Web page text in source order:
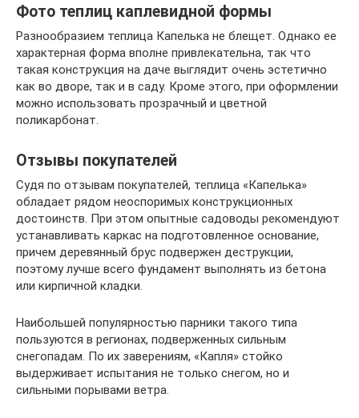
Фото теплиц каплевидной формы
Разнообразием теплица Капелька не блещет. Однако ее
характерная форма вполне привлекательна, так что
такая конструкция на даче выглядит очень эстетично
как во дворе, так и в саду. Кроме этого, при оформлении
можно использовать прозрачный и цветной
поликарбонат.
Отзывы покупателей
Судя по отзывам покупателей, теплица «Капелька»
обладает рядом неоспоримых конструкционных
достоинств. При этом опытные садоводы рекомендуют
устанавливать каркас на подготовленное основание,
причем деревянный брус подвержен деструкции,
поэтому лучше всего фундамент выполнять из бетона
или кирпичной кладки.
Наибольшей популярностью парники такого типа
пользуются в регионах, подверженных сильным
снегопадам. По их заверениям, «Капля» стойко
выдерживает испытания не только снегом, но и
сильными порывами ветра.